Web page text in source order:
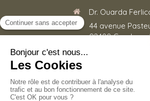
Dr. Ouarda
44 avenue
92400
DuLundiau
©2020 Ouarda Ferlicot - Psychothérapie